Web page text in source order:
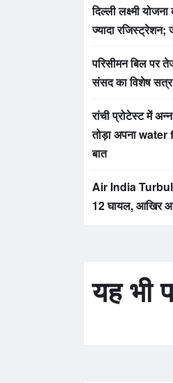
दिल्ली लक्ष्मी
ज्यादा रजिस्ट्रेशन;
परिसीमन बिल पर
संसद का विशेष
रांची प्रोटेस्ट में
तोड़ा अपना water
बात
Air India
12 घायल, आखिर
यह भी